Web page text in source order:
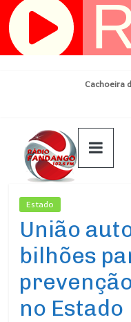
Pular
para
Cachoeira
Estado
União
bilhões
no Estado